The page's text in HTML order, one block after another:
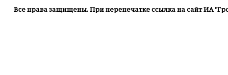
Все права защищены. При перепечатке ссылка на сайт ИА